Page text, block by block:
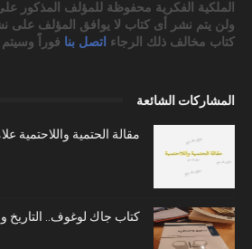
الملكية الفكرية محفوظة للمؤلف المذكور
ولن يتم نشر أى كتاب لا يوافق المؤلف على
كتاب مخالف ذلك الرجاء اتصل بنا فوراً
المشاركات الشائعة
مقالة الحتمية واللاحتمية
كتاب جاك لوغوف.. التاريخ